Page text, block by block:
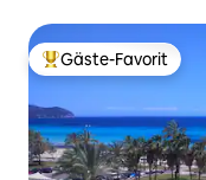
Beliebter Gäste-
Gäste-Favorit